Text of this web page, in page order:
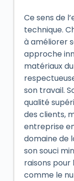
Ce sens de
technique.
à améliorer
approche
matériaux
son travail.
qualité
des clients,
entreprise
domaine de
son souci
raisons pour
comme le